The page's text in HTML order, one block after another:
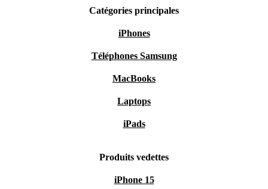
Catégories principales
iPhones
Téléphones Samsung
MacBooks
Laptops
iPads
Produits vedettes
iPhone 15